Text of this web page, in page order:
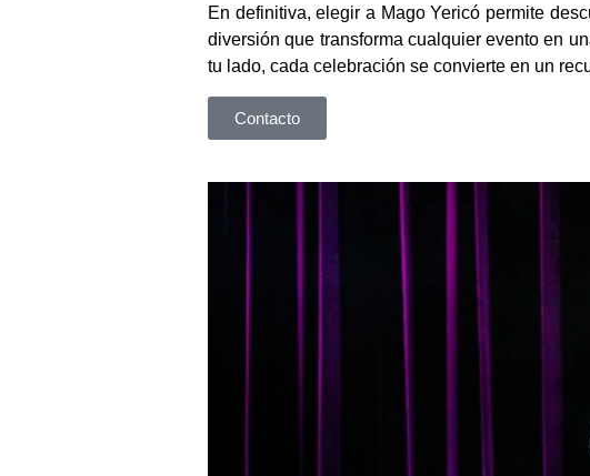
En definitiva, elegir a Mago Yericó permite
diversión que transforma cualquier evento en
tu lado, cada celebración se convierte en un
Contacto